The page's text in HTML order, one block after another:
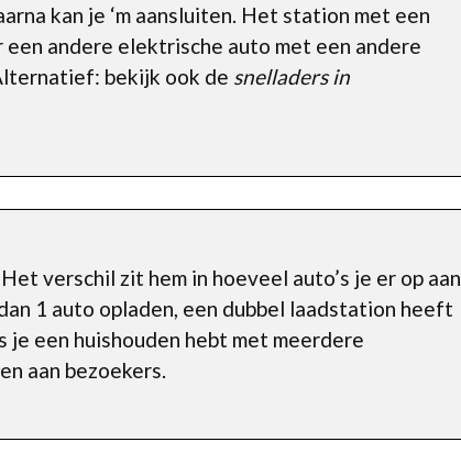
kan je ‘m aansluiten. Het station met een
andere elektrische auto met een andere
bekijk ook de snelladers in
verschil zit hem in hoeveel auto’s je er op aan
1 auto opladen, een dubbel laadstation heeft
je een huishouden hebt met meerdere
aan bezoekers.